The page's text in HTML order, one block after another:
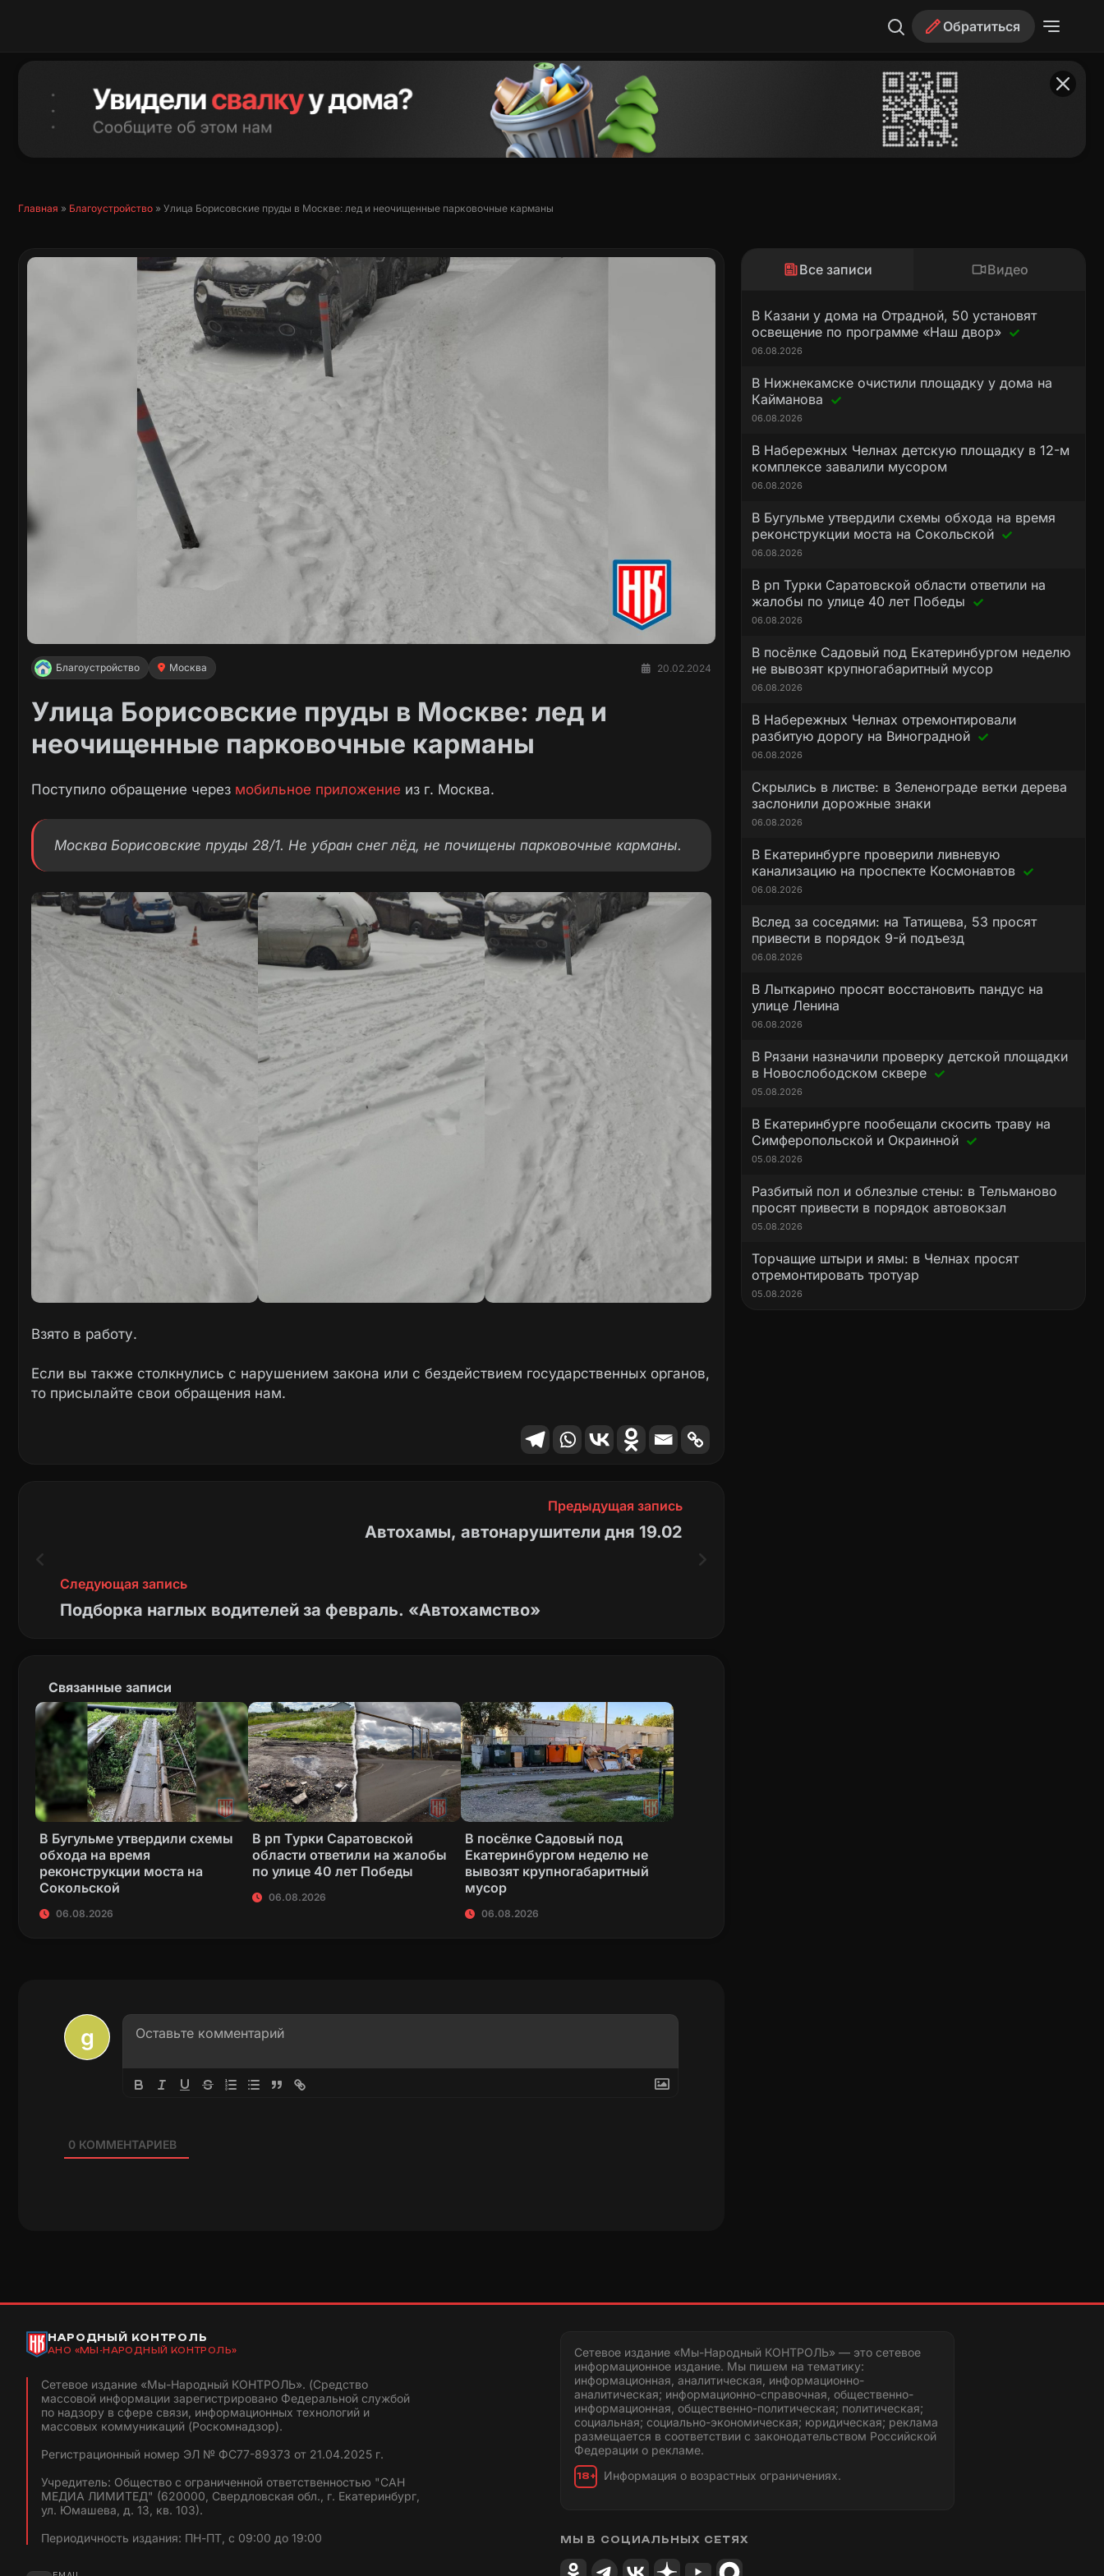
Обратиться
Главная » Благоустройство » Улица Борисовские пруды в Москве: лед и неочищенные парковочные карманы
Благоустройство Москва 20.02.2024
Улица Борисовские пруды в Москве: лед и
неочищенные парковочные карманы
Поступило обращение через мобильное приложение из г. Москва.
Москва Борисовские пруды 28/1. Не убран снег лёд, не почищены парковочные карманы.
Взято в работу.
Если вы также столкнулись с нарушением закона или с бездействием государственных органов,
то присылайте свои обращения нам.
Предыдущая запись
Автохамы, автонарушители дня 19.02
Следующая запись
Подборка наглых водителей за февраль. «Автохамство»
Связанные записи
В Бугульме утвердили схемы
обхода на время
реконструкции моста на
Сокольской
06.08.2026
В рп Турки Саратовской
области ответили на жалобы
по улице 40 лет Победы
06.08.2026
В посёлке Садовый под
Екатеринбургом неделю не
вывозят крупногабаритный
мусор
06.08.2026
0КОММЕНТАРИЕВ
Все записи Видео
В Казани у дома на Отрадной, 50 установят
освещение по программе «Наш двор»
06.08.2026
В Нижнекамске очистили площадку у дома на
Кайманова
06.08.2026
В Набережных Челнах детскую площадку в 12-м
комплексе завалили мусором
06.08.2026
В Бугульме утвердили схемы обхода на время
реконструкции моста на Сокольской
06.08.2026
В рп Турки Саратовской области ответили на
жалобы по улице 40 лет Победы
06.08.2026
В посёлке Садовый под Екатеринбургом неделю
не вывозят крупногабаритный мусор
06.08.2026
В Набережных Челнах отремонтировали
разбитую дорогу на Виноградной
06.08.2026
Скрылись в листве: в Зеленограде ветки дерева
заслонили дорожные знаки
06.08.2026
В Екатеринбурге проверили ливневую
канализацию на проспекте Космонавтов
06.08.2026
Вслед за соседями: на Татищева, 53 просят
привести в порядок 9-й подъезд
06.08.2026
В Лыткарино просят восстановить пандус на
улице Ленина
06.08.2026
В Рязани назначили проверку детской площадки
в Новослободском сквере
05.08.2026
В Екатеринбурге пообещали скосить траву на
Симферопольской и Окраинной
05.08.2026
Разбитый пол и облезлые стены: в Тельманово
просят привести в порядок автовокзал
05.08.2026
Торчащие штыри и ямы: в Челнах просят
отремонтировать тротуар
05.08.2026
НАРОДНЫЙ КОНТРОЛЬ
АНО «МЫ-НАРОДНЫЙ КОНТРОЛЬ»
Сетевое издание «Мы-Народный КОНТРОЛЬ». (Средство
массовой информации зарегистрировано Федеральной службой
по надзору в сфере связи, информационных технологий и
массовых коммуникаций (Роскомнадзор).
Регистрационный номер ЭЛ № ФС77-89373 от 21.04.2025 г.
Учредитель: Общество с ограниченной ответственностью "САН
МЕДИА ЛИМИТЕД" (620000, Свердловская обл., г. Екатеринбург,
ул. Юмашева, д. 13, кв. 103).
Периодичность издания: ПН-ПТ, с 09:00 до 19:00
Сетевое издание «Мы-Народный КОНТРОЛЬ» — это сетевое
информационное издание. Мы пишем на тематику:
информационная, аналитическая, информационно-
аналитическая; информационно-справочная, общественно-
информационная, общественно-политическая; политическая;
социальная; социально-экономическая; юридическая; реклама
размещается в соответствии с законодательством Российской
Федерации о рекламе.
18+ Информация о возрастных ограничениях.
МЫ В СОЦИАЛЬНЫХ СЕТЯХ